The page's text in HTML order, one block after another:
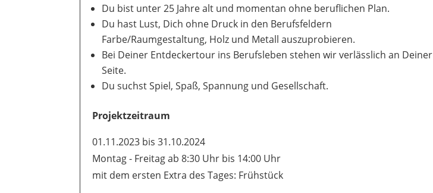
Du bist unter 25 Jahre alt und momentan ohne beruflichen Plan.
Du hast Lust, Dich ohne Druck in den Berufsfeldern
Farbe/Raumgestaltung, Holz und Metall auszuprobieren.
Bei Deiner Entdeckertour ins Berufsleben stehen wir verlässlich an Deiner
Seite.
Du suchst Spiel, Spaß, Spannung und Gesellschaft.
Projektzeitraum
01.11.2023 bis 31.10.2024
Montag - Freitag ab 8:30 Uhr bis 14:00 Uhr
mit dem ersten Extra des Tages: Frühstück